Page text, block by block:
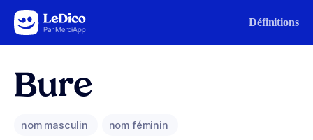
Aller au contenu Définitions
Bure
nom masculin nom féminin